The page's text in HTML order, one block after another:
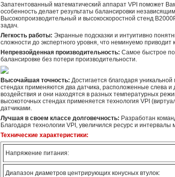
Запатентованный математический аппарат VPI поможет
особенность делает результаты балансировки
Высокопроизводительный и высокоскоростной стенд
задач.
Легкость работы: Экранные подсказки и интуитивно
сложности до экспертного уровня, что неминуемо приводит
Непревзойденная производительность: Самое быстрое
балансировке без потери производительности.
Высочайшая точность: Достигается благодаря
стендах применяются два датчика, расположенные слева
воздействия и они находятся в разных температурных
высокоточных стендах применяется технология VPI
датчиками.
Лучшая в своем классе долговечность: Разработан
Благодаря технологии VPI, увеличился ресурс и
Технические характеристики:
Напряжение питания:
Диапазон диаметров центрирующих конусных втулок: